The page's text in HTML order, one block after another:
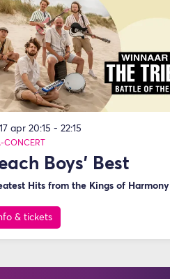
Boys' Best
Hits from the Kings of Harmony
CONCERT
apr 20:15 - 22:15
& tickets